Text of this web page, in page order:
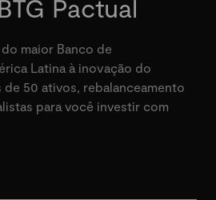
Pactual
maior Banco de
Latina à inovação do
50 ativos, rebalanceamento
para você investir com